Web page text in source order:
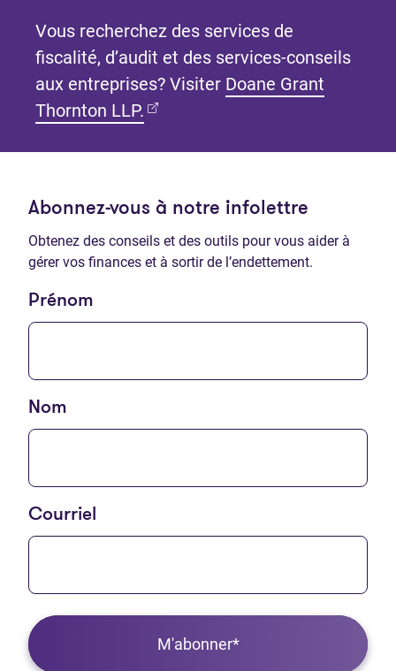
Vous recherchez des services de
fiscalité, d’audit et des services-conseils
aux entreprises? Visiter Doane Grant
Thornton LLP. (Ouvre dans un nouvel onglet)
Abonnez-vous à notre infolettre
Obtenez des conseils et des outils pour vous aider à
gérer vos finances et à sortir de l’endettement.
Prénom
Nom
Courriel
M'abonner*